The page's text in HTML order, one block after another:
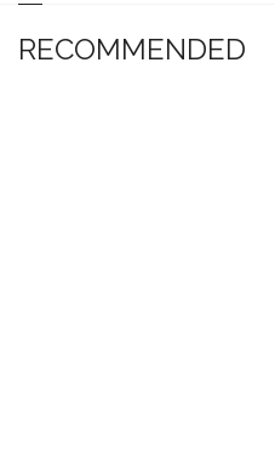
RECOMMENDED